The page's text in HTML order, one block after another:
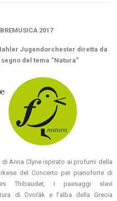
2017
Jugendorchester diretta da
del tema “Natura”
Anna Clyne ispirato ai profumi della
del Concerto per pianoforte di
Thibaudet, i paesaggi slavi
di Dvořák e l’alba della Grecia